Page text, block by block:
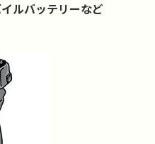
ルバッテリーなど